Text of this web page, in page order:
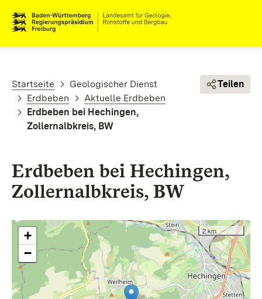
Pfadnavigation
Startseite
Geologischer Dienst
Erdbeben
Aktuelle Erdbeben
Erdbeben bei Hechingen,
Zollernalbkreis, BW
Teilen
Erdbeben bei Hechingen,
Zollernalbkreis, BW
+
−
2 km